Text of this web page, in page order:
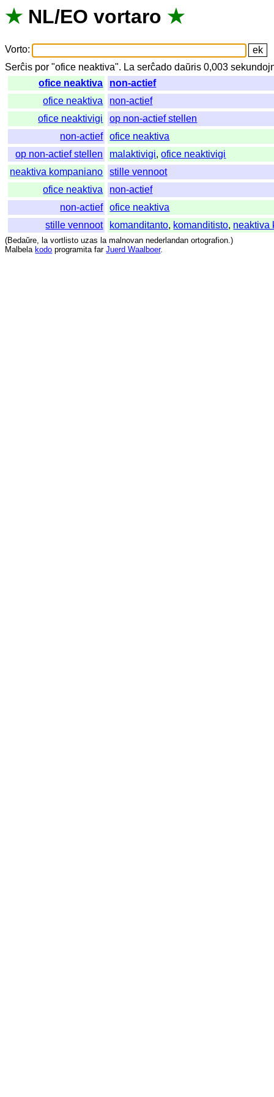
★ NL/EO vortaro ★
Vorto:
Serĉis por "ofice neaktiva". La serĉado daŭris 0,003
ofice neaktiva
non-actief
ofice neaktiva
non-actief
ofice neaktivigi
op non-actief stellen
non-actief
ofice neaktiva
op non-actief stellen
malaktivigi,ofice neaktivigi
neaktiva kompaniano
stille vennoot
ofice neaktiva
non-actief
non-actief
ofice neaktiva
stille vennoot
komanditanto, komanditisto, neaktiva
(Bedaŭre, la vortlisto uzas la malnovan nederlandan ortografion.)
Malbela kodo programita far Juerd Waalboer.